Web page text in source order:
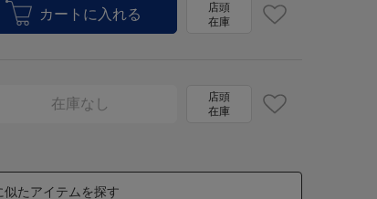
店頭
在庫
在庫なし
店頭
在庫
似たアイテムを探す